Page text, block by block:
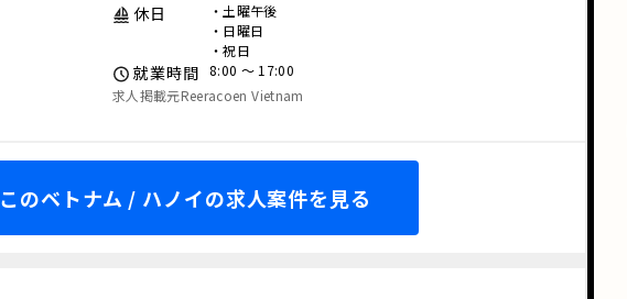
休日
・土曜午後
・日曜日
・祝日
就業時間
8:00 〜 17:00
求人掲載元Reeracoen Vietnam
このベトナム / ハノイの求人案件を見る